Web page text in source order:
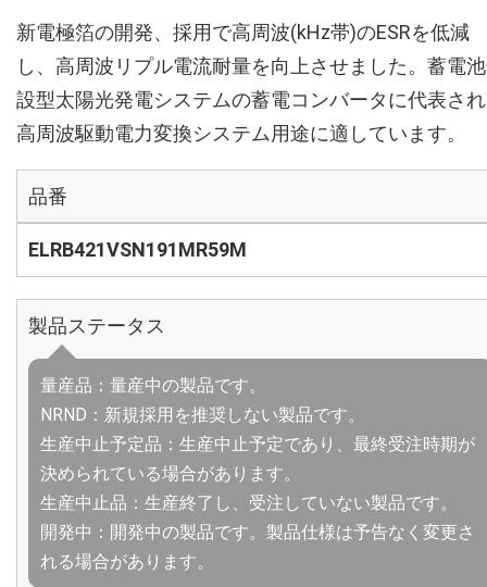
新電極箔の開発、採用で高周波(kHz帯)のESRを低減
し、高周波リプル電流耐量を向上させました。蓄電
設型太陽光発電システムの蓄電コンバータに代表さ
高周波駆動電力変換システム用途に適しています。
品番
ELRB421VSN191MR59M
製品ステータス
量産品：量産中の製品です。
NRND：新規採用を推奨しない製品です。
生産中止予定品：生産中止予定であり、最終受注時期が
決められている場合があります。
生産中止品：生産終了し、受注していない製品です。
開発中：開発中の製品です。製品仕様は予告なく変更さ
れる場合があります。